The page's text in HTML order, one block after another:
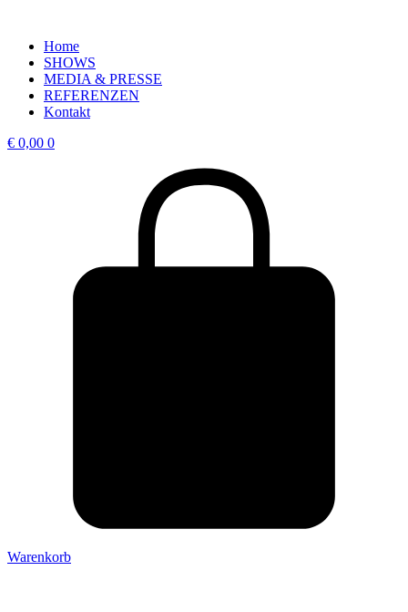
Home
SHOWS
MEDIA & PRESSE
REFERENZEN
Kontakt
€ 0,00 0
Warenkorb